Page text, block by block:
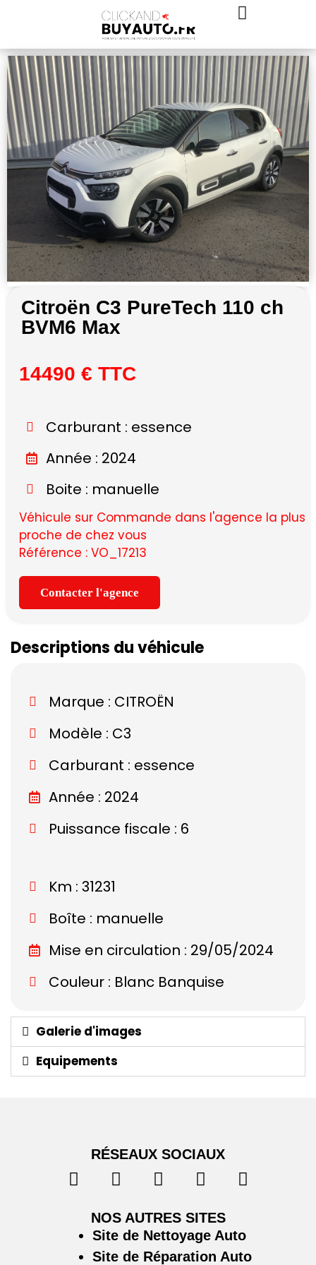
Citroën C3 PureTech 110 ch
BVM6 Max
14490 € TTC
Carburant : essence
Année : 2024
Boite : manuelle
Véhicule sur Commande dans l'agence la plus
proche de chez vous
Référence : VO_17213
Contacter l'agence
Descriptions du véhicule
Marque : CITROËN
Modèle : C3
Carburant : essence
Année : 2024
Puissance fiscale : 6
Km : 31231
Boîte : manuelle
Mise en circulation : 29/05/2024
Couleur : Blanc Banquise
Galerie d'images
Equipements
RÉSEAUX SOCIAUX
NOS AUTRES SITES
Site de Nettoyage Auto
Site de Réparation Auto